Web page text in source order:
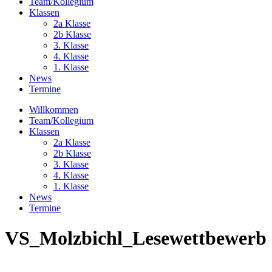
Klassen
2a Klasse
2b Klasse
3. Klasse
4. Klasse
1. Klasse
News
Termine
Willkommen
Team/Kollegium
Klassen
2a Klasse
2b Klasse
3. Klasse
4. Klasse
1. Klasse
News
Termine
VS_Molzbichl_Lesewettbewerb